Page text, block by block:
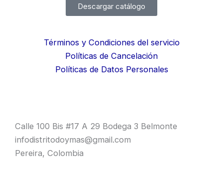
Descargar catálogo
Términos y Condiciones del servicio
Políticas de Cancelación
Políticas de Datos Personales
Calle 100 Bis #17 A 29 Bodega 3 Belmonte
infodistritodoymas@gmail.com
Pereira, Colombia